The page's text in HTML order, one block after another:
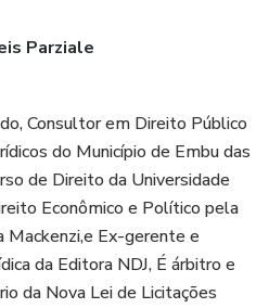
Parziale
Consultor em Direito Público
do Município de Embu das
de Direito da Universidade
Econômico e Político pela
Mackenzi,e Ex-gerente e
da Editora NDJ, É árbitro e
da Nova Lei de Licitações